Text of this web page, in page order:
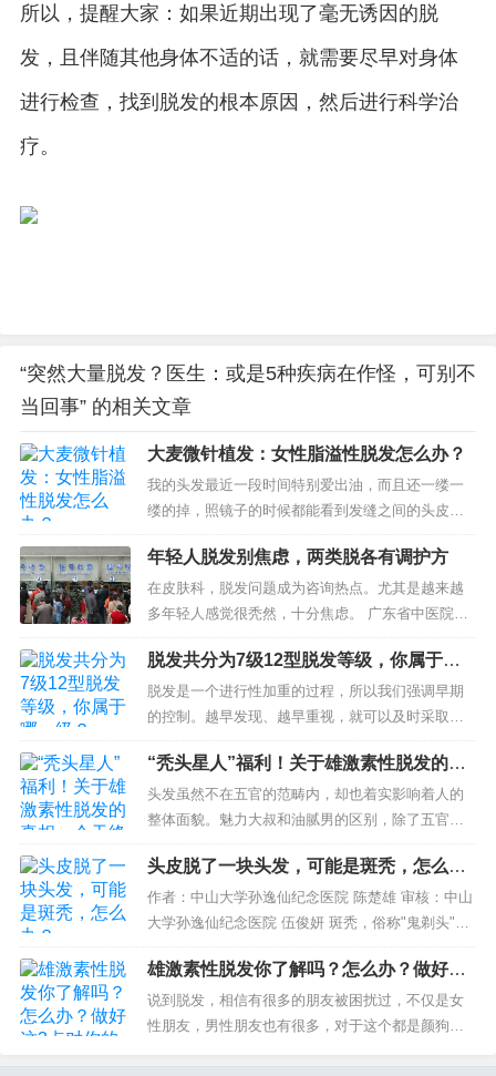
所以，提醒大家：如果近期出现了毫无诱因的脱
发，且伴随其他身体不适的话，就需要尽早对身体
进行检查，找到脱发的根本原因，然后进行科学治
疗。
“突然大量脱发？医生：或是5种疾病在作怪，可别不
当回事” 的相关文章
大麦微针植发：女性脂溢性脱发怎么办？
我的头发最近一段时间特别爱出油，而且还一缕一
缕的掉，照镜子的时候都能看到发缝之间的头皮，
到底怎么了？这是一位女性脱发患者问到的毛发问
题，后经过大麦微针植发专业的检测评估，诊断她
是脂溢性脱发。...
年轻人脱发别焦虑，两类脱各有调护方
在皮肤科，脱发问题成为咨询热点。尤其是越来越
多年轻人感觉很秃然，十分焦虑。 广东省中医院皮
肤科主任医师闫玉红说，除了随着年龄增长，头发
由盛转衰，经历发长、发堕、发白这一系...
脱发共分为7级12型脱发等级，你属于哪
一级？
脱发是一个进行性加重的过程，所以我们强调早期
的控制。越早发现、越早重视，就可以及时采取措
施，避免脱发继续加重，但往往有很多人对自己脱
发的状况不甚了解，自然也就不知道怎么去治
疗。...
“秃头星人”福利！关于雄激素性脱发的真
相，今天终于整明白啦！
头发虽然不在五官的范畴内，却也着实影响着人的
整体面貌。魅力大叔和油腻男的区别，除了五官、
身材、脾性，还有头发。随着年岁增长，发际线也
逐渐走高，有时不禁产生怀疑：是最近开光太聪明
了，甚至要聪明...
头皮脱了一块头发，可能是斑秃，怎么
办？
作者：中山大学孙逸仙纪念医院 陈楚雄 审核：中山
大学孙逸仙纪念医院 伍俊妍 斑秃，俗称"鬼剃头"，
属中医学的油风范畴，斑秃是一种以突发呈片状...
雄激素性脱发你了解吗？怎么办？做好这3
点对你的帮助大
说到脱发，相信有很多的朋友被困扰过，不仅是女
性朋友，男性朋友也有很多，对于这个都是颜狗的